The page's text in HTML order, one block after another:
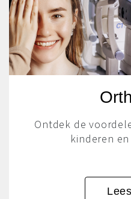
Ontdek de
kinderen